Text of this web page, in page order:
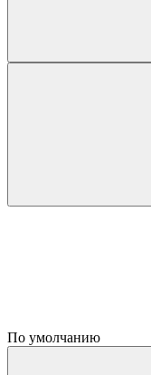
По умолчанию